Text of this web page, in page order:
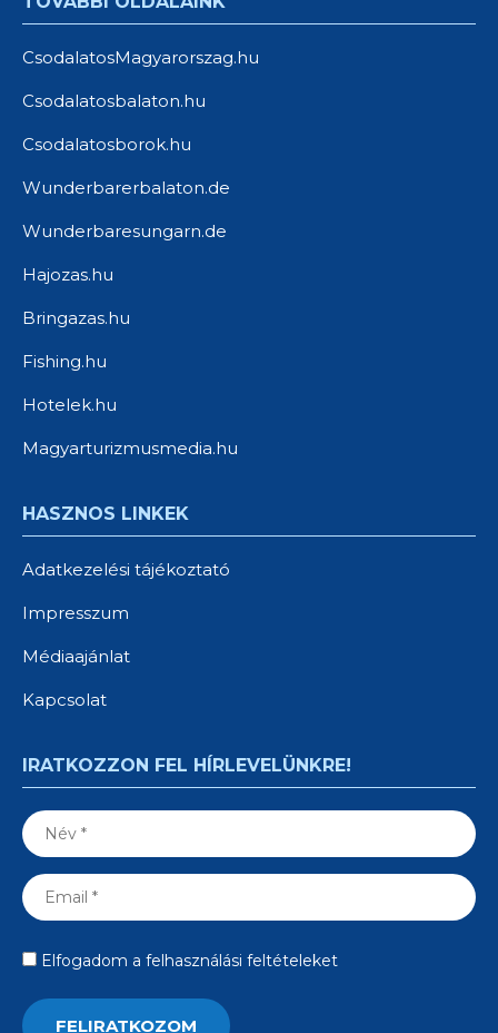
CsodalatosMagyarorszag.hu
Csodalatosbalaton.hu
Csodalatosborok.hu
Wunderbarerbalaton.de
Wunderbaresungarn.de
Hajozas.hu
Bringazas.hu
Fishing.hu
Hotelek.hu
Magyarturizmusmedia.hu
HASZNOS LINKEK
Adatkezelési tájékoztató
Impresszum
Médiaajánlat
Kapcsolat
IRATKOZZON FEL HÍRLEVELÜNKRE!
Elfogadom a felhasználási feltételeket